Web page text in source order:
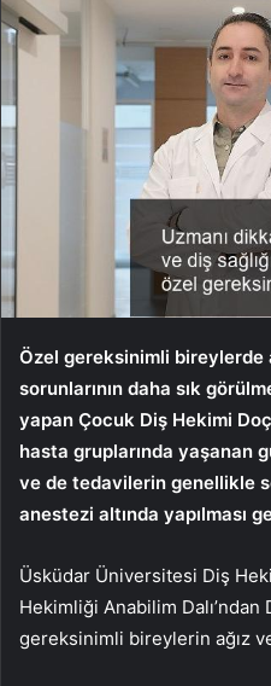
Özel gereksinimli bireylerde
sorunlarının daha sık
yapan Çocuk Diş Hekimi
hasta gruplarında yaşanan
ve de tedavilerin genellikle
anestezi altında yapılması
Üsküdar Üniversitesi Diş
Hekimliği Anabilim
gereksinimli bireylerin ağız